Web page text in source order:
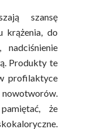
szansę
krążenia, do
nadciśnienie
Produkty te
profilaktyce
że